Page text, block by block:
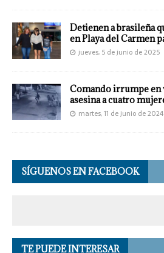
Detienen a brasileña
en Playa del Carmen
jueves, 5 de junio de 2025
Comando irrumpe en
asesina a cuatro
martes, 11 de junio de 2024
SÍGUENOS EN FACEBOOK
TE PUEDE INTERESAR